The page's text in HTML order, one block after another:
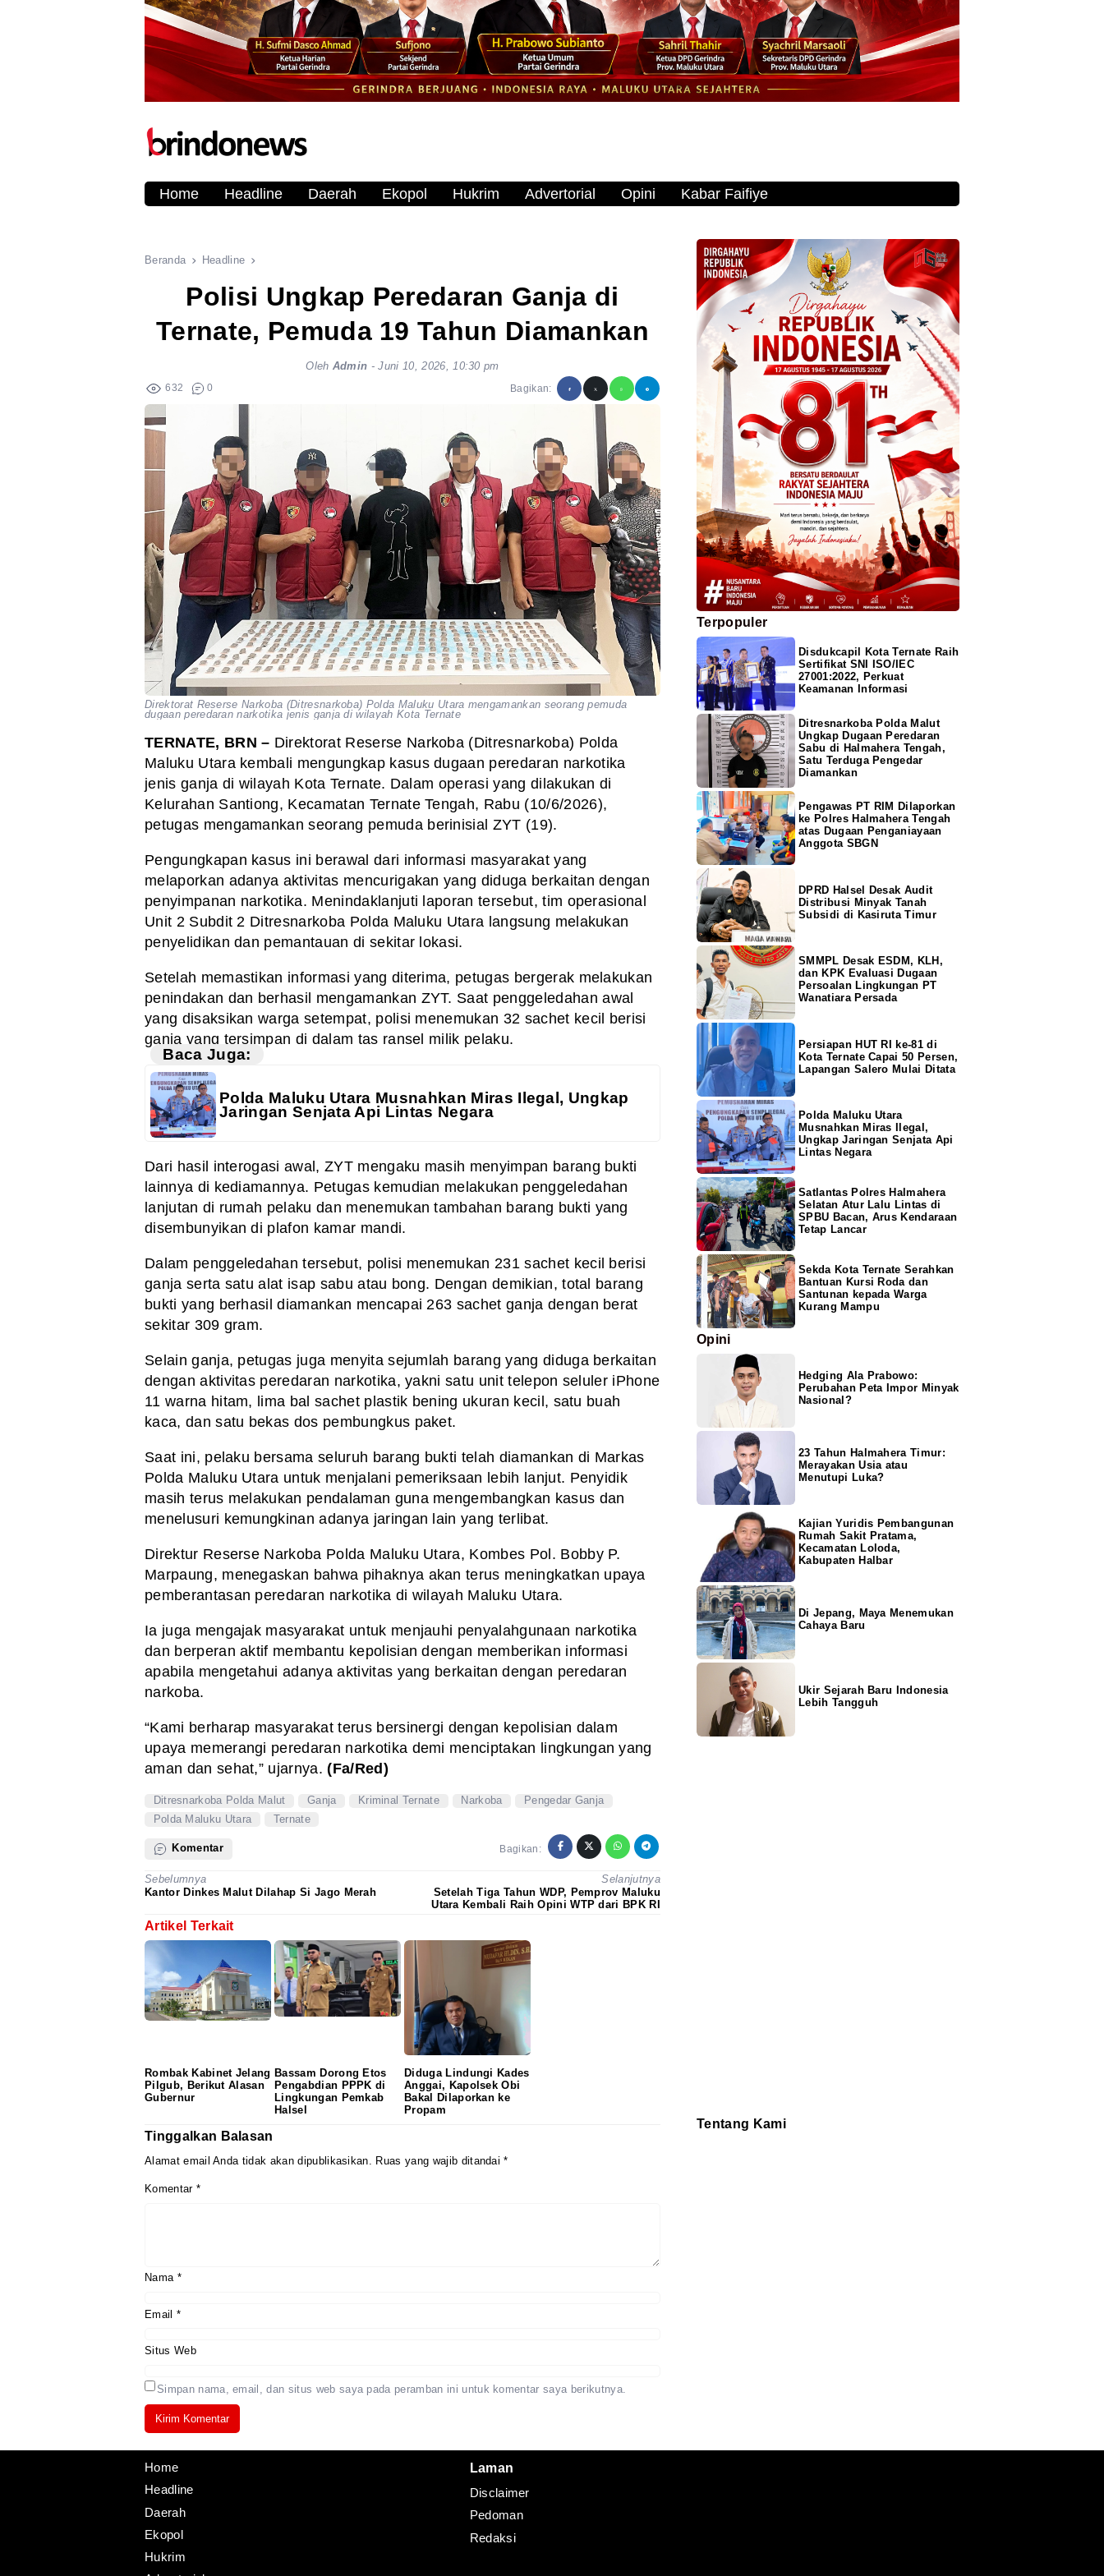
Home Headline Daerah Ekopol Hukrim Advertorial Opini Kabar Faifiye
Beranda Headline
Polisi Ungkap Peredaran Ganja di
Ternate, Pemuda 19 Tahun Diamankan
Oleh Admin -Juni 10, 2026, 10:30 pm
632 0 Bagikan:
Direktorat Reserse Narkoba (Ditresnarkoba) Polda Maluku Utara mengamankan seorang pemuda
dugaan peredaran narkotika jenis ganja di wilayah Kota Ternate
TERNATE, BRN – Direktorat Reserse Narkoba (Ditresnarkoba) Polda
Maluku Utara kembali mengungkap kasus dugaan peredaran narkotika
jenis ganja di wilayah Kota Ternate. Dalam operasi yang dilakukan di
Kelurahan Santiong, Kecamatan Ternate Tengah, Rabu (10/6/2026),
petugas mengamankan seorang pemuda berinisial ZYT (19).
Pengungkapan kasus ini berawal dari informasi masyarakat yang
melaporkan adanya aktivitas mencurigakan yang diduga berkaitan dengan
penyimpanan narkotika. Menindaklanjuti laporan tersebut, tim operasional
Unit 2 Subdit 2 Ditresnarkoba Polda Maluku Utara langsung melakukan
penyelidikan dan pemantauan di sekitar lokasi.
Setelah memastikan informasi yang diterima, petugas bergerak melakukan
penindakan dan berhasil mengamankan ZYT. Saat penggeledahan awal
yang disaksikan warga setempat, polisi menemukan 32 sachet kecil berisi
ganja yang tersimpan di dalam tas ransel milik pelaku.
Baca Juga:
Polda Maluku Utara Musnahkan Miras Ilegal, Ungkap
Jaringan Senjata Api Lintas Negara
Dari hasil interogasi awal, ZYT mengaku masih menyimpan barang bukti
lainnya di kediamannya. Petugas kemudian melakukan penggeledahan
lanjutan di rumah pelaku dan menemukan tambahan barang bukti yang
disembunyikan di plafon kamar mandi.
Dalam penggeledahan tersebut, polisi menemukan 231 sachet kecil berisi
ganja serta satu alat isap sabu atau bong. Dengan demikian, total barang
bukti yang berhasil diamankan mencapai 263 sachet ganja dengan berat
sekitar 309 gram.
Selain ganja, petugas juga menyita sejumlah barang yang diduga berkaitan
dengan aktivitas peredaran narkotika, yakni satu unit telepon seluler iPhone
11 warna hitam, lima bal sachet plastik bening ukuran kecil, satu buah
kaca, dan satu bekas dos pembungkus paket.
Saat ini, pelaku bersama seluruh barang bukti telah diamankan di Markas
Polda Maluku Utara untuk menjalani pemeriksaan lebih lanjut. Penyidik
masih terus melakukan pendalaman guna mengembangkan kasus dan
menelusuri kemungkinan adanya jaringan lain yang terlibat.
Direktur Reserse Narkoba Polda Maluku Utara, Kombes Pol. Bobby P.
Marpaung, menegaskan bahwa pihaknya akan terus meningkatkan upaya
pemberantasan peredaran narkotika di wilayah Maluku Utara.
Ia juga mengajak masyarakat untuk menjauhi penyalahgunaan narkotika
dan berperan aktif membantu kepolisian dengan memberikan informasi
apabila mengetahui adanya aktivitas yang berkaitan dengan peredaran
narkoba.
“Kami berharap masyarakat terus bersinergi dengan kepolisian dalam
upaya memerangi peredaran narkotika demi menciptakan lingkungan yang
aman dan sehat,” ujarnya.(Fa/Red)
Ditresnarkoba Polda Malut Ganja Kriminal Ternate Narkoba
Pengedar Ganja
Polda Maluku Utara
Ternate
Komentar Bagikan:
Sebelumnya
Kantor Dinkes Malut Dilahap Si Jago Merah
Selanjutnya
Setelah Tiga Tahun WDP, Pemprov Maluku
Utara Kembali Raih Opini WTP dari BPK RI
Artikel Terkait
Rombak Kabinet Jelang
Pilgub, Berikut Alasan
Gubernur
‎Bassam Dorong Etos
Pengabdian PPPK di
Lingkungan Pemkab
Halsel
‎Diduga Lindungi Kades
Anggai, Kapolsek Obi
Bakal Dilaporkan ke
Propam
Tinggalkan Balasan
Alamat email Anda tidak akan dipublikasikan. Ruas yang wajib ditandai*
Komentar *
Nama *
Email *
Situs Web
Simpan nama, email, dan situs web saya pada peramban ini untuk komentar saya berikutnya.
Terpopuler
Disdukcapil Kota Ternate Raih
Sertifikat SNI ISO/IEC
27001:2022, Perkuat
Keamanan Informasi
Ditresnarkoba Polda Malut
Ungkap Dugaan Peredaran
Sabu di Halmahera Tengah,
Satu Terduga Pengedar
Diamankan
Pengawas PT RIM Dilaporkan
ke Polres Halmahera Tengah
atas Dugaan Penganiayaan
Anggota SBGN
DPRD Halsel Desak Audit
Distribusi Minyak Tanah
Subsidi di Kasiruta Timur
SMMPL Desak ESDM, KLH,
dan KPK Evaluasi Dugaan
Persoalan Lingkungan PT
Wanatiara Persada
Persiapan HUT RI ke-81 di
Kota Ternate Capai 50 Persen,
Lapangan Salero Mulai Ditata
Polda Maluku Utara
Musnahkan Miras Ilegal,
Ungkap Jaringan Senjata Api
Lintas Negara
Satlantas Polres Halmahera
Selatan Atur Lalu Lintas di
SPBU Bacan, Arus Kendaraan
Tetap Lancar
Sekda Kota Ternate Serahkan
Bantuan Kursi Roda dan
Santunan kepada Warga
Kurang Mampu
Opini
Hedging Ala Prabowo:
Perubahan Peta Impor Minyak
Nasional?
23 Tahun Halmahera Timur:
Merayakan Usia atau
Menutupi Luka?
Kajian Yuridis Pembangunan
Rumah Sakit Pratama,
Kecamatan Loloda,
Kabupaten Halbar
Di Jepang, Maya Menemukan
Cahaya Baru
Ukir Sejarah Baru Indonesia
Lebih Tangguh
Tentang Kami
Home
Headline
Daerah
Ekopol
Hukrim
Laman
Disclaimer
Pedoman
Redaksi